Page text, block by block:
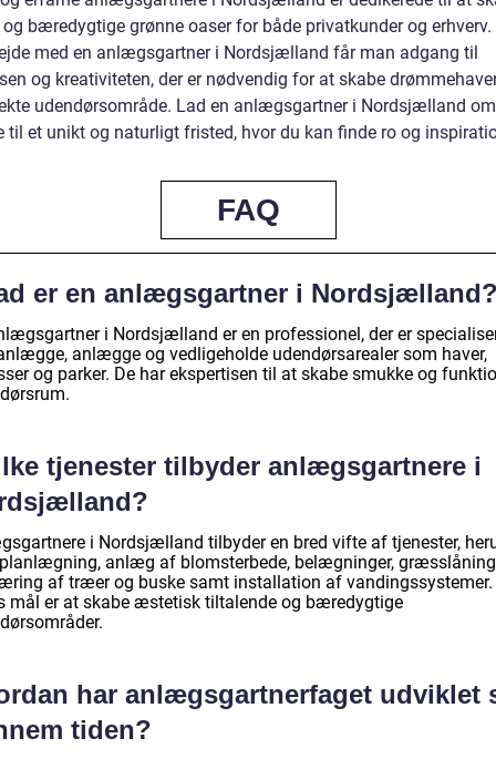
bæredygtige grønne oaser for både privatkunder og erhverv.
med en anlægsgartner i Nordsjælland får man adgang til
og kreativiteten, der er nødvendig for at skabe
udendørsområde. Lad en anlægsgartner i Nordsjælland
til et unikt og naturligt fristed, hvor du kan finde ro og
FAQ
er en anlægsgartner i
i Nordsjælland er en professionel, der er
anlægge og vedligeholde udendørsarealer som haver,
og parker. De har ekspertisen til at skabe smukke og
tjenester tilbyder anlægsgartnere i
i Nordsjælland tilbyder en bred vifte af tjenester,
anlæg af blomsterbede, belægninger,
af træer og buske samt installation af vandingssystemer.
mål er at skabe æstetisk tiltalende og bæredygtige
har anlægsgartnerfaget udviklet
tiden?